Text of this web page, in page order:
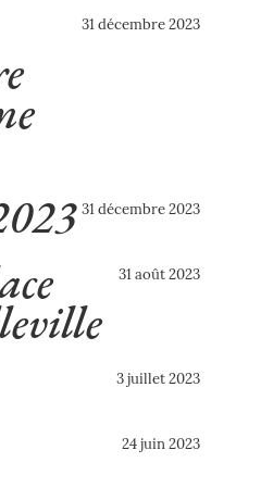
31 décembre 2023
31 décembre 2023
31 août 2023
3 juillet 2023
24 juin 2023